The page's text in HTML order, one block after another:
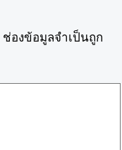
ช่องข้อมูลจำเป็นถูก